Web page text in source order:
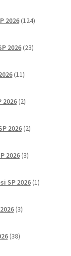
2026 124izdelkov
2026 23izdelkov
11izdelkov
2izdelka
2026 2izdelka
2026 3izdelki
SP 2026 1izdelek
3izdelki
38izdelkov